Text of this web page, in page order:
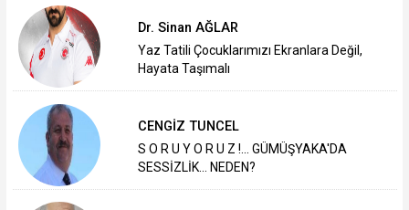
Dr. Sinan AĞLAR
Yaz Tatili Çocuklarımızı Ekranlara Değil,
Hayata Taşımalı
CENGİZ TUNCEL
S O R U Y O R U Z !... GÜMÜŞYAKA'DA
SESSİZLİK... NEDEN?